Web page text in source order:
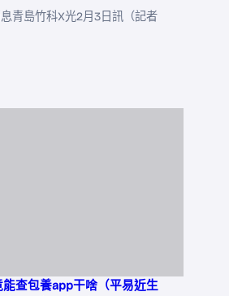
息青島竹科X光2月3日訊（記者
查包養app干啥（平易近生